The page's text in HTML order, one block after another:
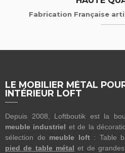
Fabrication Française
LE MOBILIER MÉTAL
INTÉRIEUR LOFT
Depuis 2008, Loftboutik est la
meuble industriel et de la
sélection de meuble loft: Table
pied de table métal et de